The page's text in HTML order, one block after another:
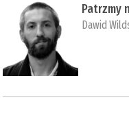
Patrzmy
Dawid